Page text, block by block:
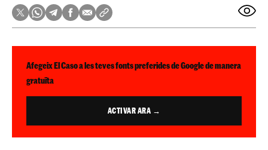
Afegeix El Caso a les teves fonts preferides de Google de manera
gratuïta
ACTIVAR ARA →